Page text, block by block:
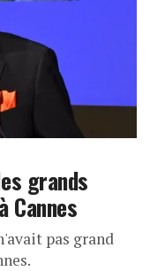
grands
Cannes
pas grand